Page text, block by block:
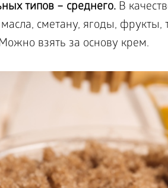
типов – среднего.В
сметану, ягоды, фрукты,
взять за основу крем.